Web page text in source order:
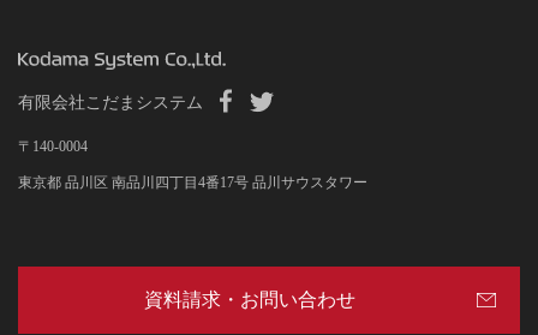
有限会社こだまシステム
〒140-0004
東京都 品川区 南品川四丁目4番17号 品川サウスタワー
資料請求・お問い合わせ